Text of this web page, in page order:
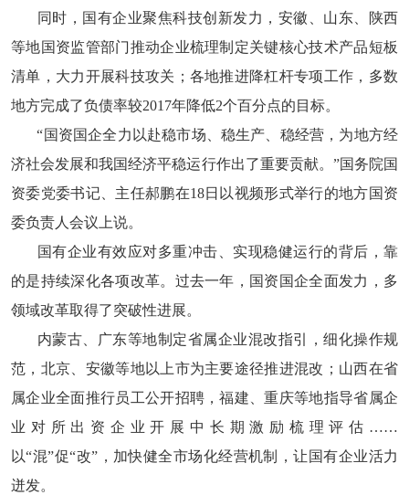
同时，国有企业聚焦科技创新发力，安徽、山东、陕西
等地国资监管部门推动企业梳理制定关键核心技术产品短板
清单，大力开展科技攻关；各地推进降杠杆专项工作，多数
地方完成了负债率较2017年降低2个百分点的目标。
“国资国企全力以赴稳市场、稳生产、稳经营，为地方经
济社会发展和我国经济平稳运行作出了重要贡献。”国务院国
资委党委书记、主任郝鹏在18日以视频形式举行的地方国资
委负责人会议上说。
国有企业有效应对多重冲击、实现稳健运行的背后，靠
的是持续深化各项改革。过去一年，国资国企全面发力，多
领域改革取得了突破性进展。
内蒙古、广东等地制定省属企业混改指引，细化操作规
范，北京、安徽等地以上市为主要途径推进混改；山西在省
属企业全面推行员工公开招聘，福建、重庆等地指导省属企
业对所出资企业开展中长期激励梳理评估……
以“混”促“改”，加快健全市场化经营机制，让国有企业活力
迸发。